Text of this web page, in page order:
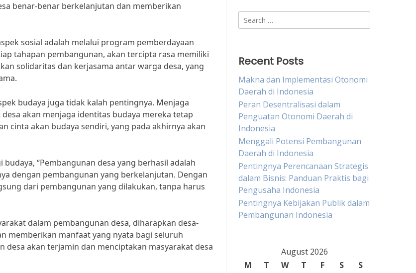
benar-benar berkelanjutan dan memberikan
sosial adalah melalui program pemberdayaan
tahapan pembangunan, akan tercipta rasa memiliki
solidaritas dan kerjasama antar warga desa, yang
budaya juga tidak kalah pentingnya. Menjaga
akan menjaga identitas budaya mereka tetap
cinta akan budaya sendiri, yang pada akhirnya akan
“Pembangunan desa yang berhasil adalah
dengan pembangunan yang berkelanjutan. Dengan
dari pembangunan yang dilakukan, tanpa harus
dalam pembangunan desa, diharapkan desa-
memberikan manfaat yang nyata bagi seluruh
akan terjamin dan menciptakan masyarakat desa
Search
for:
Recent Posts
Makna dan Implementasi Otonomi
Daerah di Indonesia
Peran Desentralisasi dalam
Penguatan Otonomi Daerah di
Indonesia
Menggali Potensi Pembangunan
Daerah di Indonesia
Pentingnya Perencanaan Strategis
dalam Bisnis: Panduan Praktis bagi
Pengusaha Indonesia
Pentingnya Kebijakan Publik dalam
Pembangunan Indonesia
August 2026
M
T W T F S
S